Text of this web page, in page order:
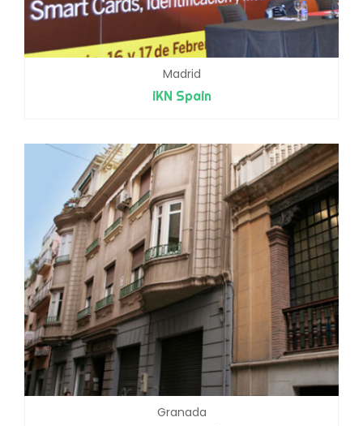
Madrid
iKN Spain
Granada